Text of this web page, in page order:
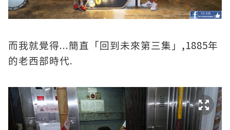
而我就覺得...簡直「回到未來第三集」 ,1885年
的老西部時代.